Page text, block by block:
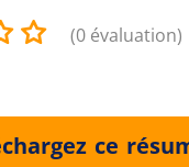
(0 évaluation)
ce